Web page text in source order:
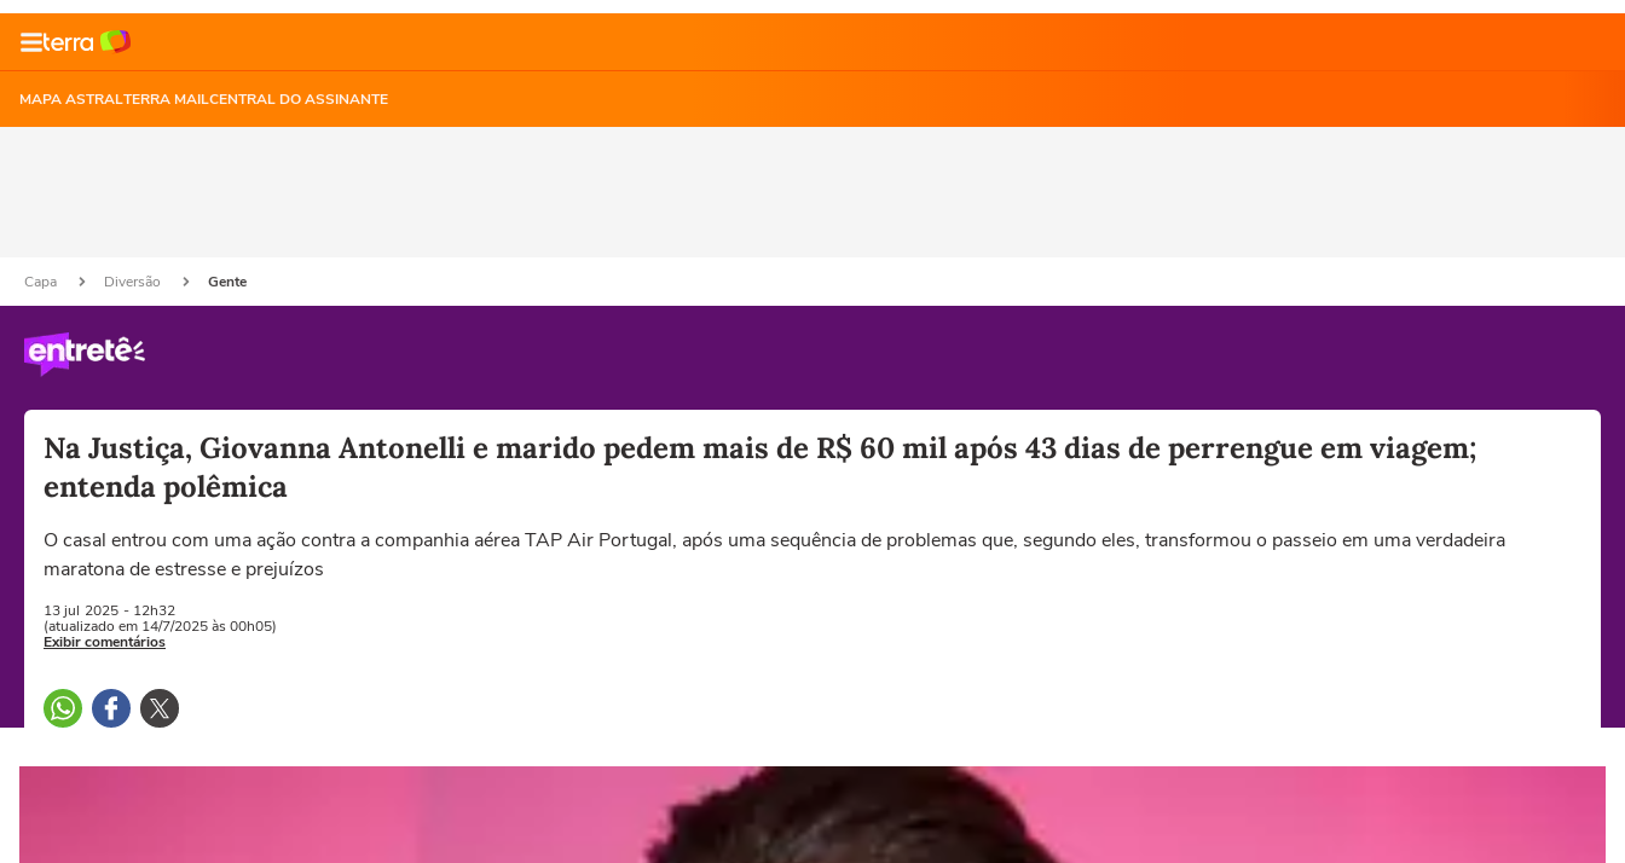
MAPA ASTRALTERRA MAILCENTRAL DO ASSINANTE
Capa Diversão Gente
Na Justiça, Giovanna Antonelli e marido pedem mais de R$ 60 mil após 43 dias de perrengue em viagem;
entenda polêmica
O casal entrou com uma ação contra a companhia aérea TAP Air Portugal, após uma sequência de problemas que, segundo eles, transformou o passeio em uma verdadeira
maratona de estresse e prejuízos
13 jul 2025 - 12h32
(atualizado em 14/7/2025 às 00h05)
Exibir comentários